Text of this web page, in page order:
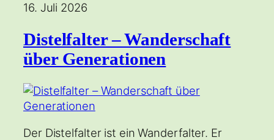
16. Juli 2026
Distelfalter – Wanderschaft
über Generationen
Der Distelfalter ist ein Wanderfalter. Er